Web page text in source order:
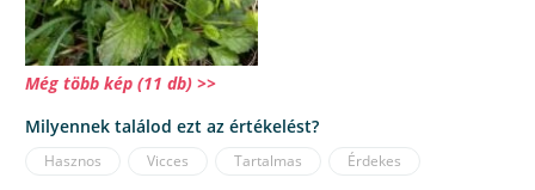
Még több kép (11 db) >>
Milyennek találod ezt az értékelést?
Hasznos Vicces Tartalmas Érdekes